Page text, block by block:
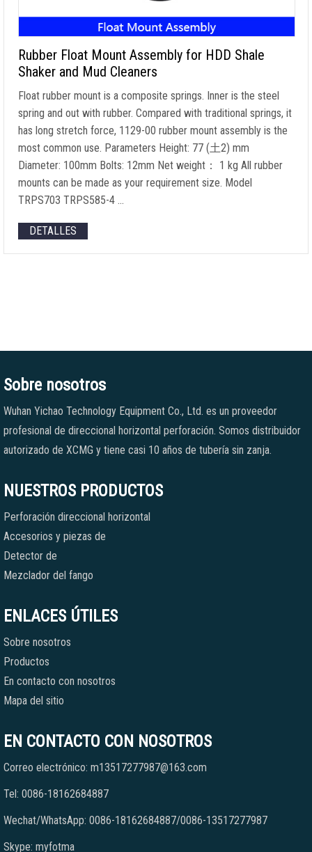
Rubber Float Mount Assembly for HDD Shale
Shaker and Mud Cleaners
Float rubber mount is a composite springs. Inner is the steel
spring and out with rubber. Compared with traditional springs, it
has long stretch force, 1129-00 rubber mount assembly is the
most common use. Parameters Height: 77 (土2) mm
Diameter: 100mm Bolts: 12mm Net weight ： 1 kg All rubber
mounts can be made as your requirement size. Model
TRPS703 TRPS585-4 …
DETALLES
Sobre nosotros
Wuhan Yichao Technology Equipment Co., Ltd. es un proveedor
profesional de direccional horizontal perforación. Somos distribuidor
autorizado de XCMG y tiene casi 10 años de tubería sin zanja.
NUESTROS PRODUCTOS
Perforación direccional horizontal
Accesorios y piezas de
Detector de
Mezclador del fango
ENLACES ÚTILES
Sobre nosotros
Productos
En contacto con nosotros
Mapa del sitio
EN CONTACTO CON NOSOTROS
Correo electrónico: m13517277987@163.com
Tel: 0086-18162684887
Wechat/WhatsApp: 0086-18162684887/0086-13517277987
Skype: myfotma